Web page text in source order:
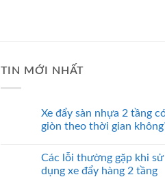
TIN MỚI NHẤT
Xe đẩy sàn nhựa 2 tầng
giòn theo thời gian
Các lỗi thường gặp khi sử
dụng xe đẩy hàng 2 tầng